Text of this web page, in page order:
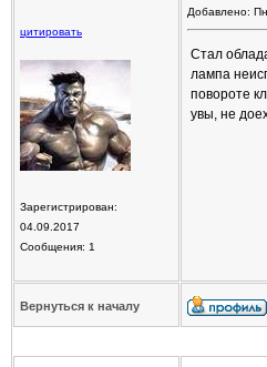
цитировать
Зарегистрирован:
04.09.2017
Сообщения: 1
Добавлено:
Стал
лампа
повороте
увы, не
Вернуться к началу